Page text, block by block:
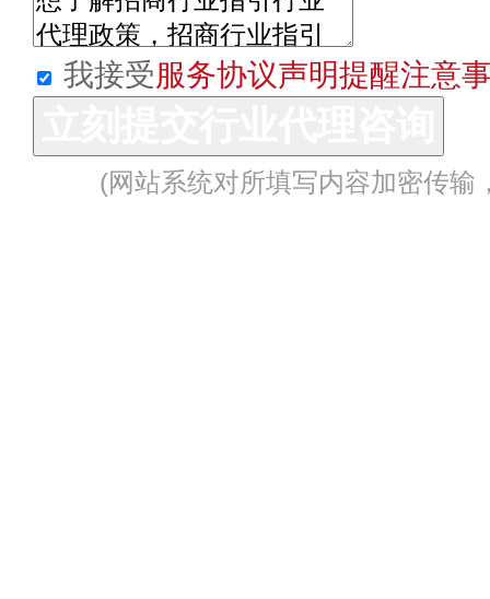
我接受服务协议声明提醒注意
(网站系统对所填写内容加密传输